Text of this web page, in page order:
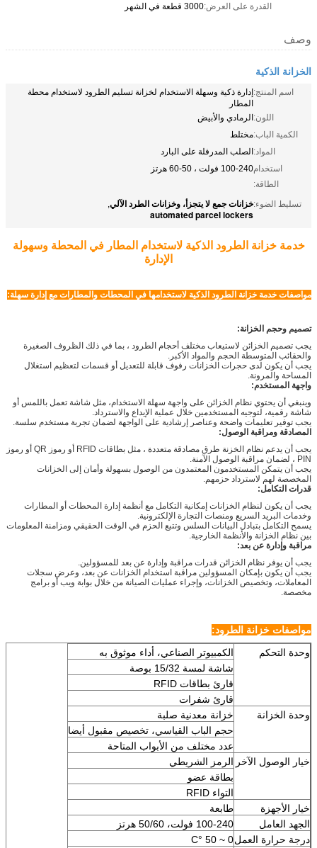
القدرة على العرض:3000 قطعة في الشهر
وصف
الخزانة الذكية
اسم المنتج:إدارة ذكية وسهلة الاستخدام لخزانة تسليم الطرود لاستخدام محطة
المطار
اللون:الرمادي والأبيض
الكمية الباب:مختلط
المواد:الصلب المدرفلة على البارد
استخدام
الطاقة:
100-240 فولت ، 50-60 هرتز
تسليط الضوء:خزانات جمع لا يتجزأ، وخزانات الطرد الآلي,
automated parcel lockers
خدمة خزانة الطرود الذكية لاستخدام المطار في المحطة وسهولة
الإدارة
مواصفات خدمة خزانة الطرود الذكية لاستخدامها في المحطات والمطارات مع إدارة سهلة:
تصميم وحجم الخزانة:
يجب تصميم الخزائن لاستيعاب مختلف أحجام الطرود ، بما في ذلك الظروف الصغيرة
والحقائب المتوسطة الحجم والمواد الأكبر.
يجب أن يكون لدى حجرات الخزانات رفوف قابلة للتعديل أو قسمات لتعظيم استغلال
المساحة والمرونة.
واجهة المستخدم:
وينبغي أن يحتوي نظام الخزائن على واجهة سهلة الاستخدام، مثل شاشة تعمل باللمس أو
شاشة رقمية، لتوجيه المستخدمين خلال عملية الإيداع والاسترداد.
يجب توفير تعليمات واضحة وعناصر إرشادية على الواجهة لضمان تجربة مستخدم سلسة.
المصادقة ومراقبة الوصول:
يجب أن يدعم نظام الخزنة طرق مصادقة متعددة ، مثل بطاقات RFID أو رموز QR أو رموز
PIN ، لضمان مراقبة الوصول الآمنة.
يجب أن يتمكن المستخدمون المعتمدون من الوصول بسهولة وأمان إلى الخزانات
المخصصة لهم لاسترداد حزمهم.
قدرات التكامل:
يجب أن يكون لنظام الخزانات إمكانية التكامل مع أنظمة إدارة المحطات أو المطارات
وخدمات البريد السريع ومنصات التجارة الإلكترونية.
يسمح التكامل بتبادل البيانات السلس وتتبع الحزم في الوقت الحقيقي ومزامنة المعلومات
بين نظام الخزانة والأنظمة الخارجية.
مراقبة وإدارة عن بعد:
يجب أن يوفر نظام الخزائن قدرات مراقبة وإدارة عن بعد للمسؤولين.
يجب أن يكون بإمكان المسؤولين مراقبة استخدام الخزانات عن بعد، وعرض سجلات
المعاملات، وتخصيص الخزانات، وإجراء عمليات الصيانة من خلال بوابة ويب أو برامج
مخصصة.
مواصفات خزانة الطرود:
وحدة التحكم
الكمبيوتر الصناعي، أداء موثوق به
شاشة لمسة 15/32 بوصة
قارئ بطاقات RFID
قارئ شفرات
وحدة الخزانة
خزانة معدنية صلبة
حجم الباب القياسي، تخصيص مقبول أيضا
عدد مختلف من الأبواب المتاحة
خيار الوصول الآخر الرمز الشريطي
بطاقة عضو
التواء RFID
خيار الأجهزة
طابعة
الجهد العامل
100-240 فولت، 50/60 هرتز
درجة حرارة العمل0 ~ 50 °C